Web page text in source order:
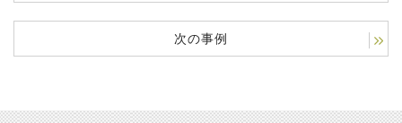
次の事例